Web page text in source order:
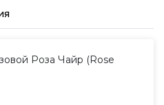
Роза Чайр (Rose